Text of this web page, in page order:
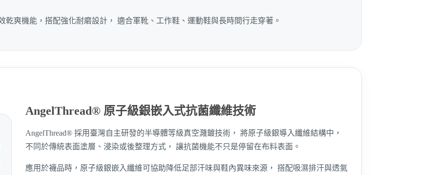
乾爽機能，搭配強化耐磨設計， 適合軍靴、工作鞋、運動鞋與長時間行走穿著。
AngelThread® 原子級銀嵌入式抗菌纖維技術
AngelThread® 採用臺灣自主研發的半導體等級真空濺鍍技術， 將原子級銀導入纖維結構中，
不同於傳統表面塗層、浸染或後整理方式， 讓抗菌機能不只是停留在布料表面。
應用於襪品時，原子級銀嵌入纖維可協助降低足部汗味與鞋內異味來源， 搭配吸濕排汗與透氣